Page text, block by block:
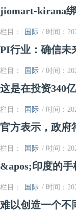
jiomart-kirana
栏目： 国际 / 时间：
PI行业：确信未
栏目： 国际 / 时间：
这是在投资340
栏目： 国际 / 时间：
官方表示，政府
栏目： 国际 / 时间：
&apos;印度的手
栏目： 国际 / 时间：
难以创造一个不